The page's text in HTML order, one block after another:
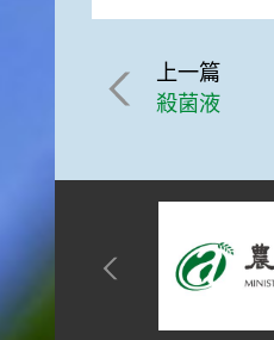
上一篇
殺菌液